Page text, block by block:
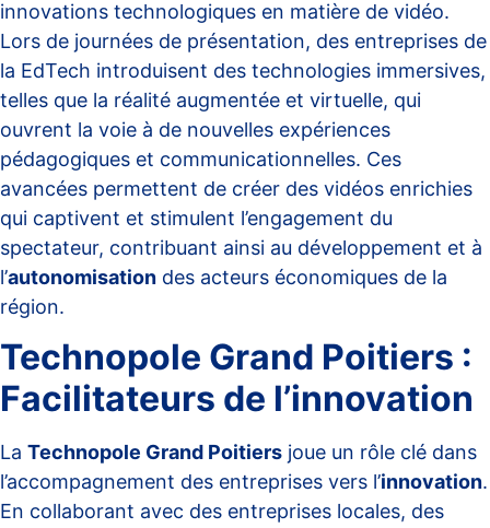
innovations technologiques en matière de vidéo.
Lors de journées de présentation, des entreprises de
la EdTech introduisent des technologies immersives,
telles que la réalité augmentée et virtuelle, qui
ouvrent la voie à de nouvelles expériences
pédagogiques et communicationnelles. Ces
avancées permettent de créer des vidéos enrichies
qui captivent et stimulent l’engagement du
spectateur, contribuant ainsi au développement et à
l’autonomisation des acteurs économiques de la
région.
Technopole Grand Poitiers :
Facilitateurs de l’innovation
La Technopole Grand Poitiers joue un rôle clé dans
l’accompagnement des entreprises vers l’innovation.
En collaborant avec des entreprises locales, des